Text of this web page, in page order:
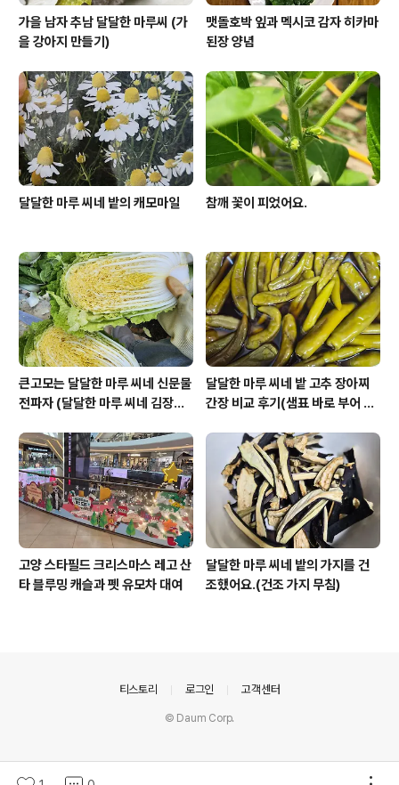
가을 남자 추남 달달한 마루씨 (가
을 강아지 만들기)
맷돌호박 잎과 멕시코 감자 히카마
된장 양념
달달한 마루 씨네 밭의 캐모마일 참깨 꽃이 피었어요.
큰고모는 달달한 마루 씨네 신문물
전파자 (달달한 마루 씨네 김장하
달달한 마루 씨네 밭 고추 장아찌
간장 비교 후기(샘표 바로 부어 만
고양 스타필드 크리스마스 레고 산
타 블루밍 캐슬과 펫 유모차 대여
달달한 마루 씨네 밭의 가지를 건
조했어요.(건조 가지 무침)
티스토리 로그인 고객센터
© Daum Corp.